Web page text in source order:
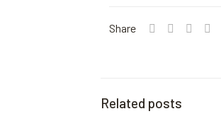
Share
Related posts